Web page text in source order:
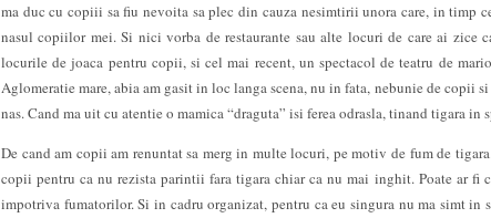
ma duc cu copiii sa fiu nevoita sa plec din cauza nesimtirii unora care, in timp
nasul copiilor mei. Si nici vorba de restaurante sau alte locuri de care ai zice
locurile de joaca pentru copii, si cel mai recent, un spectacol de teatru de
Aglomeratie mare, abia am gasit in loc langa scena, nu in fata, nebunie de copii
nas. Cand ma uit cu atentie o mamica “draguta” isi ferea odrasla, tinand tigara
De cand am copii am renuntat sa merg in multe locuri, pe motiv de fum de
copii pentru ca nu rezista parintii fara tigara chiar ca nu mai inghit. Poate ar fi
impotriva fumatorilor. Si in cadru organizat, pentru ca eu singura nu ma simt in